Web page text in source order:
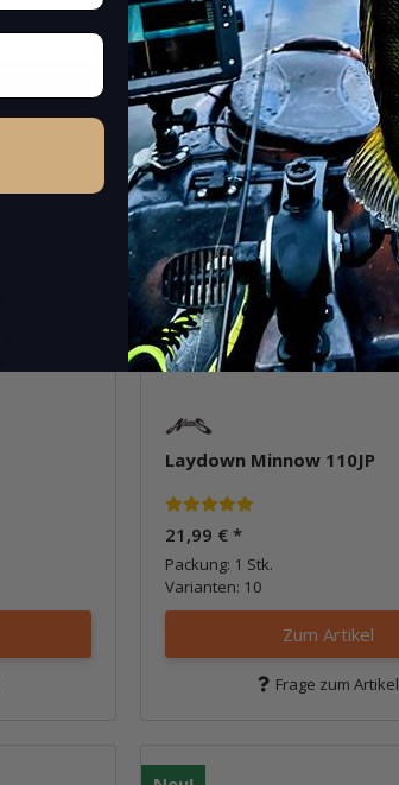
Packung: 1 Stk.
Varianten: 10
Zum Artikel
Frage zum Artikel
Laydown Minnow 110JP
21,99 € *
Packung: 1 Stk.
Varianten: 10
Zum Artikel
Frage zum Artikel